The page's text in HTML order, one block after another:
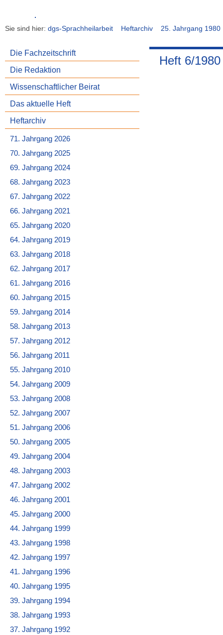
Sie sind hier: dgs-Sprachheilarbeit Heftarchiv 25. Jahrgang 1980
Die Fachzeitschrift
Die Redaktion
Wissenschaftlicher Beirat
Das aktuelle Heft
Heftarchiv
71. Jahrgang 2026
70. Jahrgang 2025
69. Jahrgang 2024
68. Jahrgang 2023
67. Jahrgang 2022
66. Jahrgang 2021
65. Jahrgang 2020
64. Jahrgang 2019
63. Jahrgang 2018
62. Jahrgang 2017
61. Jahrgang 2016
60. Jahrgang 2015
59. Jahrgang 2014
58. Jahrgang 2013
57. Jahrgang 2012
56. Jahrgang 2011
55. Jahrgang 2010
54. Jahrgang 2009
53. Jahrgang 2008
52. Jahrgang 2007
51. Jahrgang 2006
50. Jahrgang 2005
49. Jahrgang 2004
48. Jahrgang 2003
47. Jahrgang 2002
46. Jahrgang 2001
45. Jahrgang 2000
44. Jahrgang 1999
43. Jahrgang 1998
42. Jahrgang 1997
41. Jahrgang 1996
40. Jahrgang 1995
39. Jahrgang 1994
38. Jahrgang 1993
37. Jahrgang 1992
Heft 6/